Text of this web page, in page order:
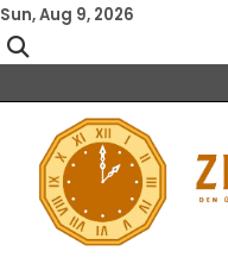
Skip
to
content
Sun, Aug 9, 2026